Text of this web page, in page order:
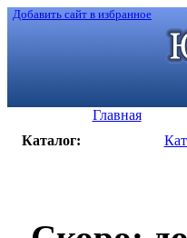
Добавить сайт в избранное
Главная
Каталог: